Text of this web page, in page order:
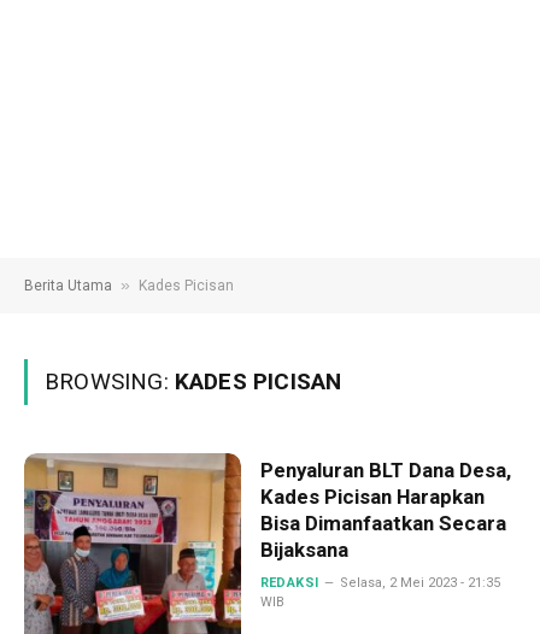
Berita Utama » Kades Picisan
BROWSING: KADES PICISAN
Penyaluran BLT Dana Desa,
Kades Picisan Harapkan
Bisa Dimanfaatkan Secara
Bijaksana
REDAKSI
Selasa, 2 Mei 2023 - 21:35
WIB